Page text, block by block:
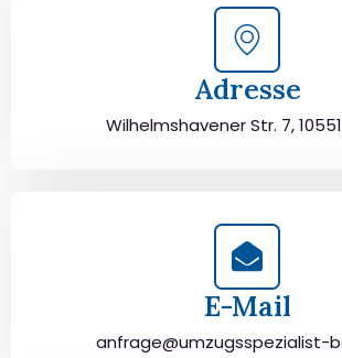
Adresse
Wilhelmshavener Str. 7,
E-Mail
anfrage@umzugsspezialist-